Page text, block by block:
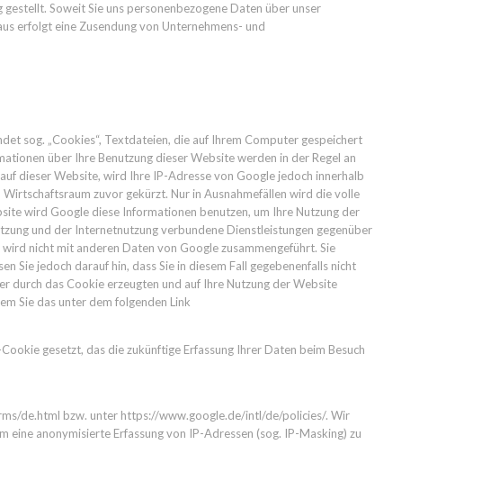
Soweit Sie uns personenbezogene Daten über unser
erfolgt eine Zusendung von Unternehmens- und
sog. „Cookies“, Textdateien, die auf Ihrem Computer gespeichert
über Ihre Benutzung dieser Website werden in der Regel an
dieser Website, wird Ihre IP-Adresse von Google jedoch innerhalb
zuvor gekürzt. Nur in Ausnahmefällen wird die volle
wird Google diese Informationen benutzen, um Ihre Nutzung der
und der Internetnutzung verbundene Dienstleistungen gegenüber
nicht mit anderen Daten von Google zusammengeführt. Sie
Sie jedoch darauf hin, dass Sie in diesem Fall gegebenenfalls nicht
durch das Cookie erzeugten und auf Ihre Nutzung der Website
Sie das unter dem folgenden Link
gesetzt, das die zukünftige Erfassung Ihrer Daten beim Besuch
de.html bzw. unter https://www.google.de/intl/de/policies/. Wir
eine anonymisierte Erfassung von IP-Adressen (sog. IP-Masking) zu